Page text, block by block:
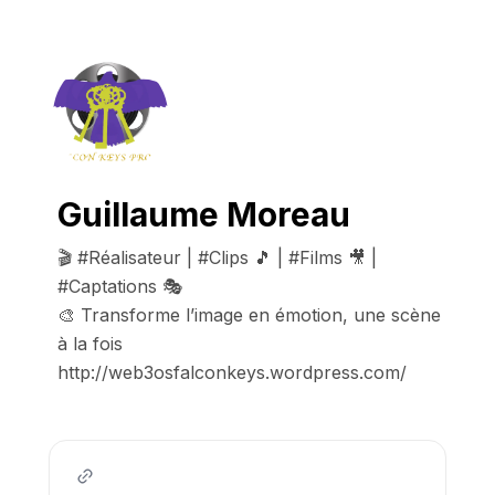
Guillaume Moreau
🎬 #Réalisateur | #Clips 🎵 | #Films 🎥 |
#Captations 🎭
🎨 Transforme l’image en émotion, une scène
à la fois
http://web3osfalconkeys.wordpress.com/